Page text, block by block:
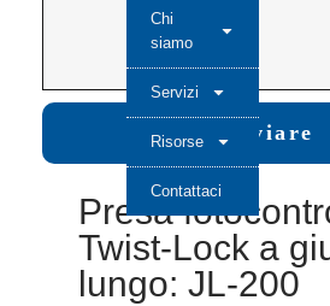
Chi
siamo
Servizi
Risorse
Contattaci
Inviare
Presa
Twist-Lock a
lungo: JL-200